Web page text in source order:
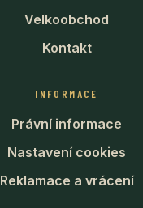
Velkoobchod
Kontakt
INFORMACE
Právní informace
Nastavení cookies
Reklamace a vrácení